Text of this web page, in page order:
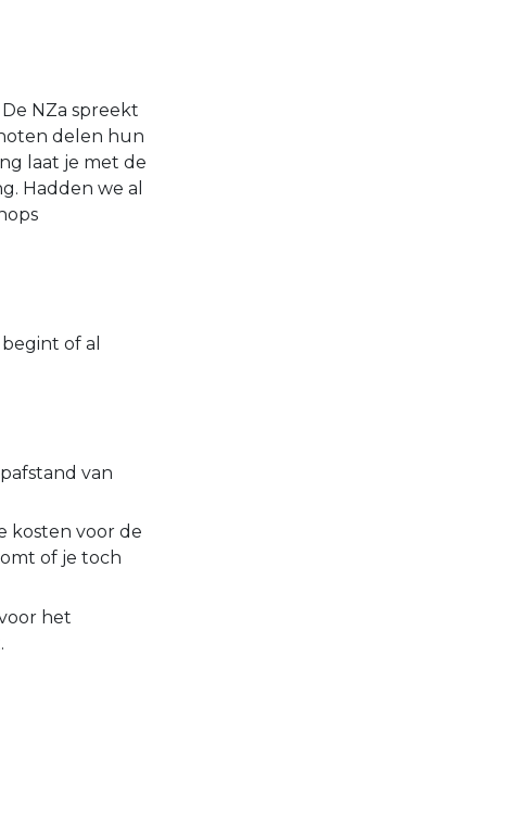
NZa spreekt
delen hun
laat je met de
Hadden we al
of al
van
kosten voor de
of je toch
het